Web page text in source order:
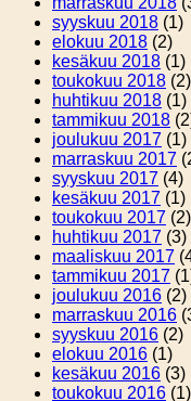
syyskuu 2018 (1)
elokuu 2018 (2)
kesäkuu 2018 (1)
toukokuu 2018 (2)
huhtikuu 2018 (1)
tammikuu 2018
joulukuu 2017 (1)
marraskuu 2017
syyskuu 2017 (4)
kesäkuu 2017 (1)
toukokuu 2017 (2)
huhtikuu 2017 (3)
maaliskuu 2017
tammikuu 2017
joulukuu 2016 (2)
marraskuu 2016
syyskuu 2016 (2)
elokuu 2016 (1)
kesäkuu 2016 (3)
toukokuu 2016 (1)